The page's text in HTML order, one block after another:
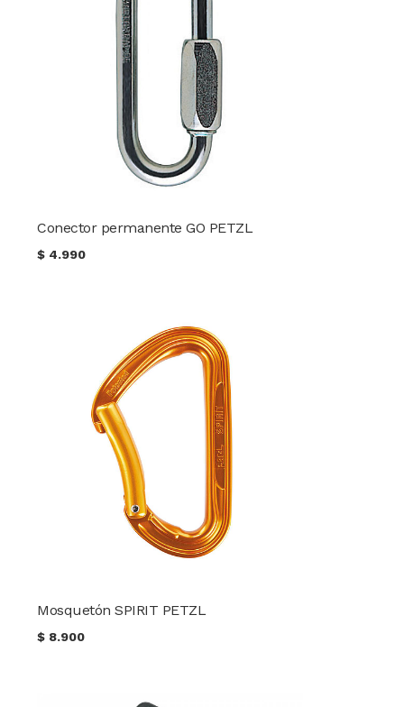
Conector permanente GO PETZL
$ 4.990
Mosquetón SPIRIT PETZL
$ 8.900